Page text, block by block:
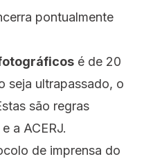
pontualmente
é de 20
seja ultrapassado, o
são regras
a ACERJ.
de imprensa do